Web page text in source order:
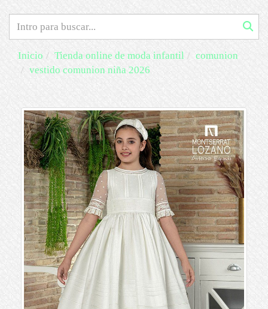
Inicio Tienda online de moda infantil
comunion
vestido comunion niña 2026